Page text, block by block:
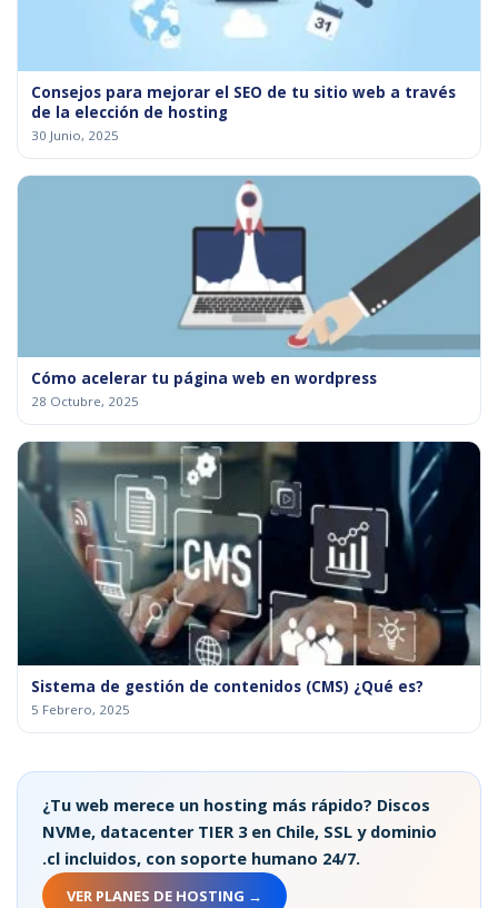
Consejos para mejorar el SEO de tu sitio web a través
de la elección de hosting
30 Junio, 2025
Cómo acelerar tu página web en wordpress
28 Octubre, 2025
Sistema de gestión de contenidos (CMS) ¿Qué es?
5 Febrero, 2025
¿Tu web merece un hosting más rápido? Discos
NVMe, datacenter TIER 3 en Chile, SSL y dominio
.cl incluidos, con soporte humano 24/7.
VER PLANES DE HOSTING →